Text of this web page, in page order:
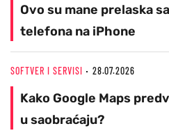
Ovo su mane prelaska
telefona na iPhone
SOFTVER I SERVISI 28.07.2026
Kako Google Maps
u saobraćaju?